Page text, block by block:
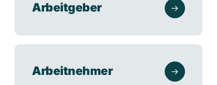
Arbeitgeber
Arbeitnehmer